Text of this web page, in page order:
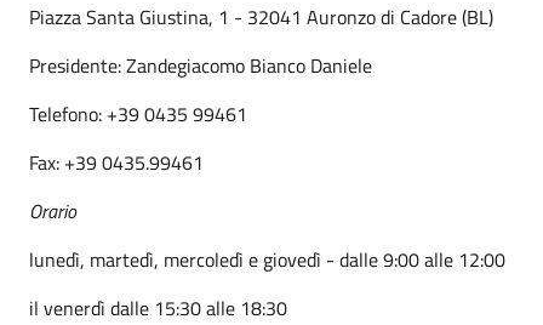
Piazza Santa Giustina, 1 - 32041 Auronzo di Cadore (BL)
Presidente: Zandegiacomo Bianco Daniele
Telefono: +39 0435 99461
Fax: +39 0435.99461
Orario
lunedì, martedì, mercoledì e giovedì - dalle 9:00 alle 12:00
il venerdì dalle 15:30 alle 18:30